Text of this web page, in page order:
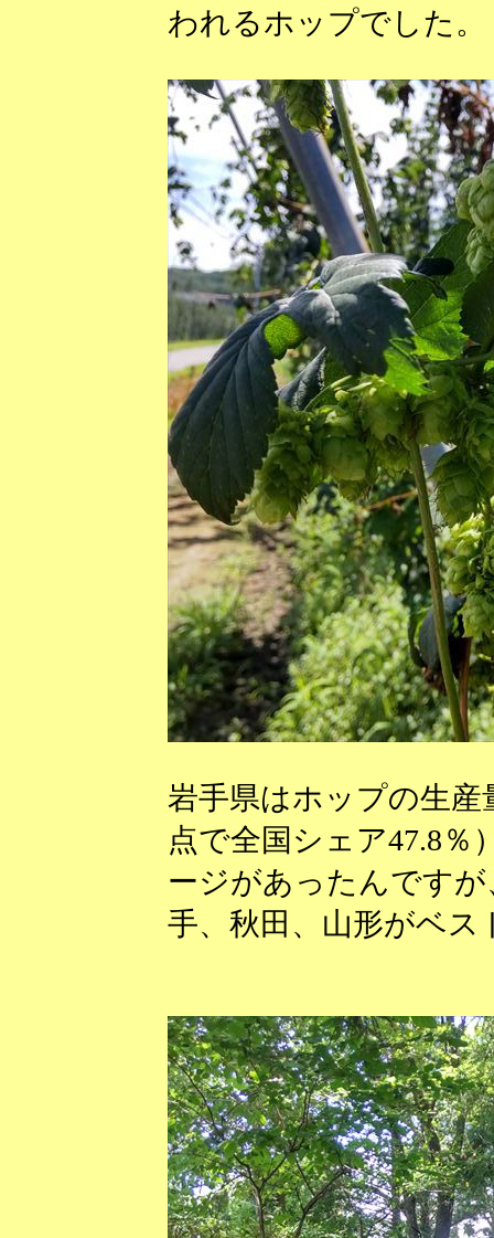
われるホップでした。
岩手県はホップの生産
点で全国シェア47.8
ージがあったんです
手、秋田、山形がベス